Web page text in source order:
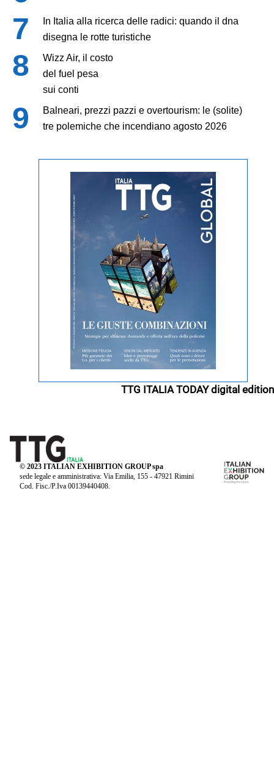
In Italia alla ricerca delle radici: quando il dna
disegna le rotte turistiche
Wizz Air, il costo
del fuel pesa
sui conti
Balneari, prezzi pazzi e overtourism: le (solite)
tre polemiche che incendiano agosto 2026
TTG ITALIA TODAY digital edition
© 2023 ITALIAN EXHIBITION GROUP spa
sede legale e amministrativa: Via Emilia, 155 - 47921 Rimini
Cod. Fisc./P.Iva 00139440408.